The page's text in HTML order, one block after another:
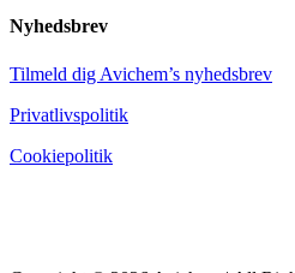
Nyhedsbrev
Tilmeld dig Avichem’s nyhedsbrev
Privatlivspolitik
Cookiepolitik